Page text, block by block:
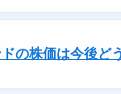
の株価は今後ど